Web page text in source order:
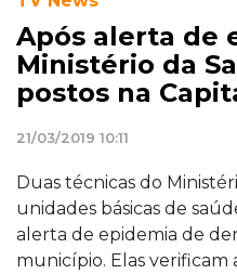
Após alerta de
Ministério da
postos na
21/03/2019 10:11
Duas técnicas do
unidades básicas de
alerta de epidemia de
município. Elas verificam